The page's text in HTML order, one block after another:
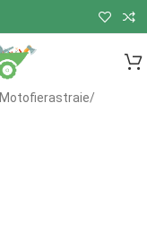
Motofierastraie/